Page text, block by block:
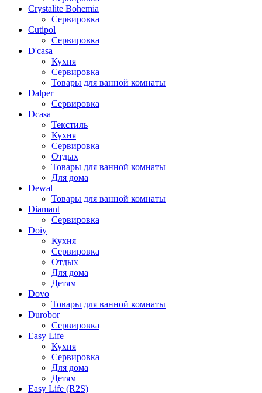
Crystalite Bohemia
Сервировка
Cutipol
Сервировка
D'casa
Кухня
Сервировка
Товары для ванной комнаты
Dalper
Сервировка
Dcasa
Текстиль
Кухня
Сервировка
Отдых
Товары для ванной комнаты
Для дома
Dewal
Товары для ванной комнаты
Diamant
Сервировка
Doiy
Кухня
Сервировка
Отдых
Для дома
Детям
Dovo
Товары для ванной комнаты
Durobor
Сервировка
Easy Life
Кухня
Сервировка
Для дома
Детям
Easy Life (R2S)